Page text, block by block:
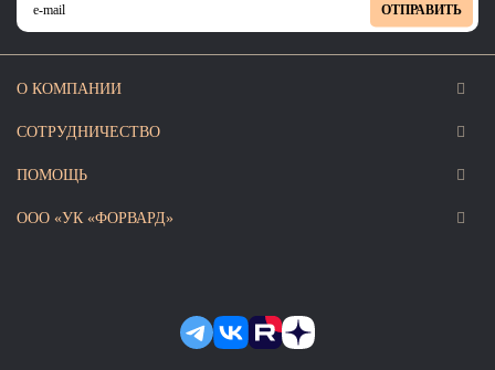
ОТПРАВИТЬ
О КОМПАНИИ
СОТРУДНИЧЕСТВО
ПОМОЩЬ
ООО «УК «ФОРВАРД»